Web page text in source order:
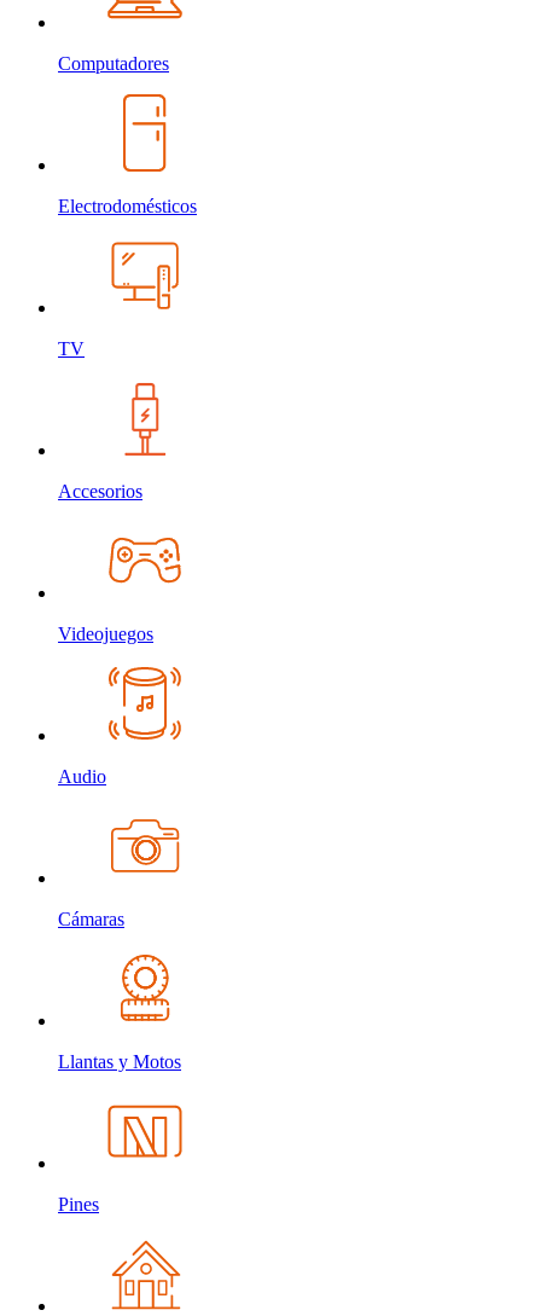
Computadores
Electrodomésticos
TV
Accesorios
Videojuegos
Audio
Cámaras
Llantas y Motos
Pines